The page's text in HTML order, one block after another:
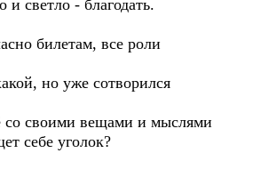
и светло - благодать.
билетам, все роли
но уже сотворился
со своими вещами и мыслями
себе уголок?